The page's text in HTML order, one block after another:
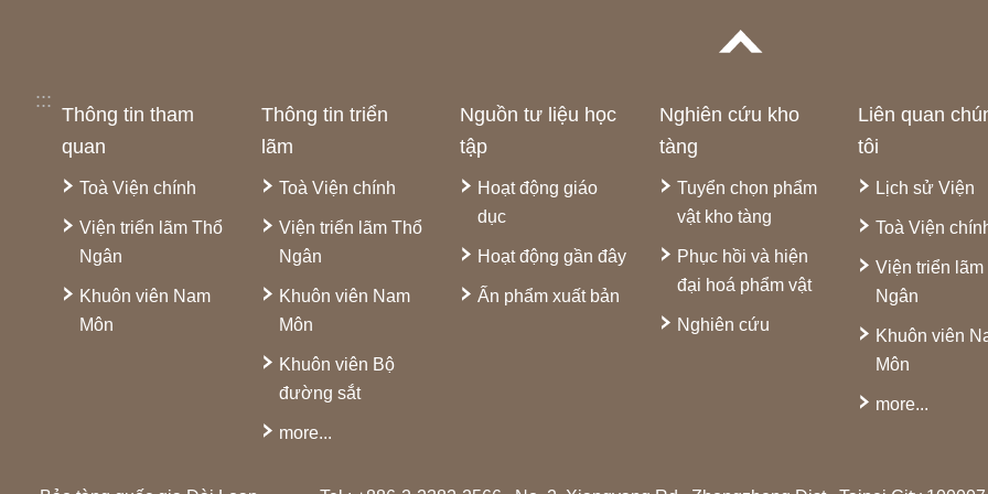
:::
Thông tin tham
quan
Toà Viện chính
Viện triển lãm Thổ
Ngân
Khuôn viên Nam
Môn
Thông tin triển
lãm
Toà Viện chính
Viện triển lãm Thổ
Ngân
Khuôn viên Nam
Môn
Khuôn viên Bộ
đường sắt
more...
Nguồn tư liệu học
tập
Hoạt động giáo
dục
Hoạt động gần đây
Ấn phẩm xuất bản
Nghiên cứu kho
tàng
Tuyển chọn phẩm
vật kho tàng
Phục hồi và hiện
đại hoá phẩm vật
Nghiên cứu
Liên quan
tôi
Lịch sử Viện
Toà Viện
Viện triển lãm
Ngân
Khuôn viên
Môn
more...